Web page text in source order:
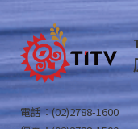
電話：(02)2788-1600